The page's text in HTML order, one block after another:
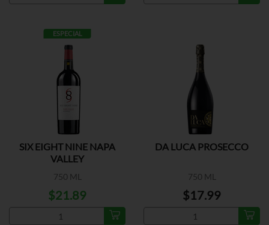
ESPECIAL
SIX EIGHT NINE NAPA
VALLEY
750 ML
$21.89
DA LUCA PROSECCO
750 ML
$17.99